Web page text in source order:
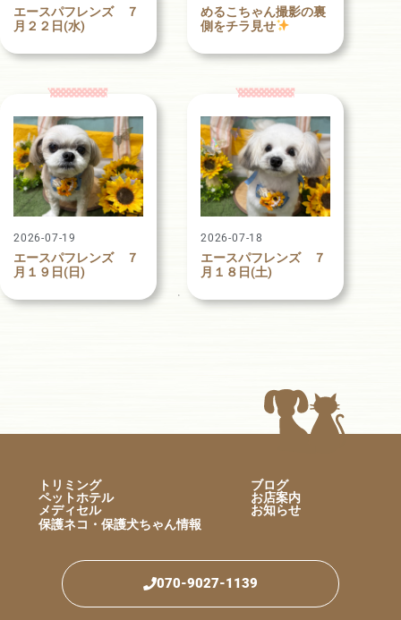
エースパフレンズ ７
月２２日(水)
めるこちゃん撮影の裏
側をチラ見せ
2026-07-19
エースパフレンズ ７
月１９日(日)
2026-07-18
エースパフレンズ ７
月１８日(土)
トリミング
ペットホテル
メディセル
保護ネコ・保護犬ちゃん情報
ブログ
お店案内
お知らせ
070-9027-1139